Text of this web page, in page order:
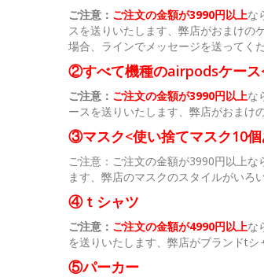
ご注意： ご注文の金額が3990円以上な
スを送りいたします、弊店がおまけの
場合、ラインでメッセージを送ってく
②すべて機種のairpodsケー
ご注意： ご注文の金額が3990円以上な
ースを送りいたします、弊店がおまけ
③マスク<使い捨てマスク10
ご注意：ご注文の金額が3990円以上
ます、弊店のマスクのスタイルがいろ
④ｔシャツ
ご注意： ご注文の金額が4990円以上な
を送りいたします、弊店がブランドt
⑤パーカー